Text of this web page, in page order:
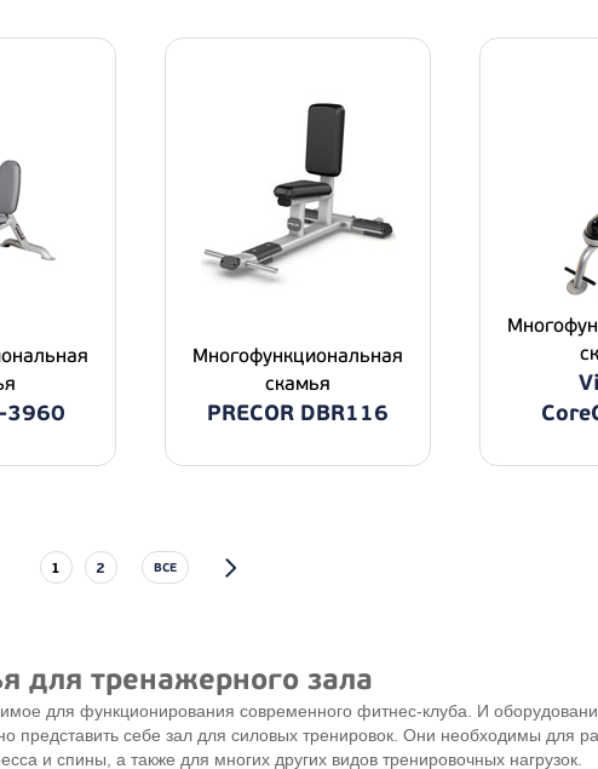
3960
Многофункциональная
скамья
PRECOR DBR116
1 2 ВСЕ
для тренажерного зала
для функционирования современного фитнес-клуба. И
представить себе зал для силовых тренировок. Они необходимы для
и спины, а также для многих других видов тренировочных нагрузок.